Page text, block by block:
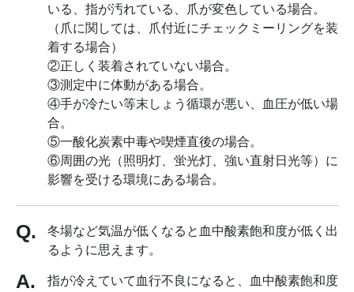
いる、指が汚れている、爪が変色している場合。
（爪に関しては、爪付近にチェックミーリングを装
着する場合）
②正しく装着されていない場合。
③測定中に体動がある場合。
④手が冷たい等末しょう循環が悪い、血圧が低い場
合。
⑤一酸化炭素中毒や喫煙直後の場合。
⑥周囲の光（照明灯、蛍光灯、強い直射日光等）に
影響を受ける環境にある場合。
冬場など気温が低くなると血中酸素飽和度が低く出
るように思えます。
指が冷えていて血行不良になると、血中酸素飽和度